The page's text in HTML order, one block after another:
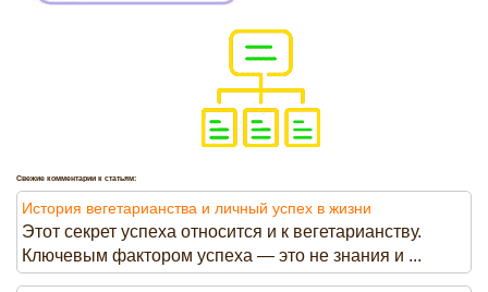
Свежие комментарии к статьям:
История вегетарианства и личный успех в жизни
Этот секрет успеха относится и к вегетарианству.
Ключевым фактором успеха — это не знания и ...